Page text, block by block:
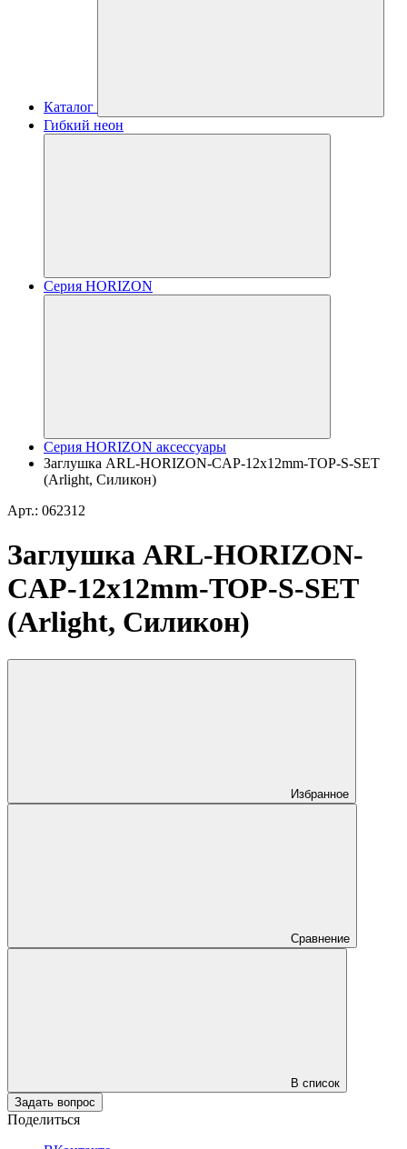
Каталог
Гибкий неон
Серия HORIZON
Серия HORIZON аксессуары
Заглушка ARL-HORIZON-CAP-12x12mm-TOP-S-SET
(Arlight, Силикон)
Арт.: 062312
Заглушка ARL-HORIZON-
CAP-12x12mm-TOP-S-SET
(Arlight, Силикон)
Избранное
Сравнение
В список
Задать вопрос
Поделиться